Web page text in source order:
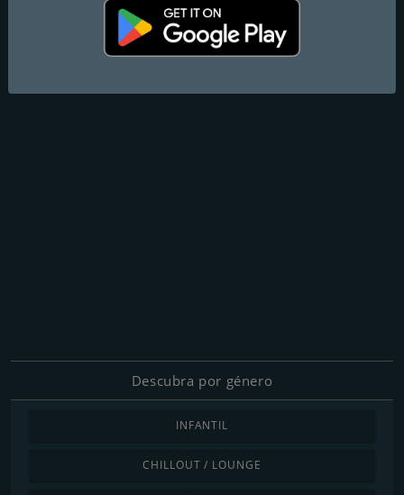
Descubra por género
INFANTIL
CHILLOUT / LOUNGE